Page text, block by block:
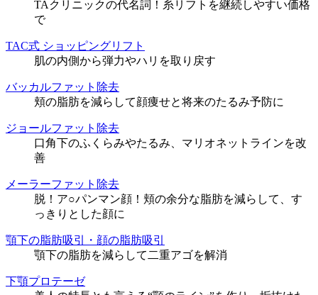
TAクリニックの代名詞！糸リフトを継続しやすい価格
で
TAC式 ショッピングリフト
肌の内側から弾力やハリを取り戻す
バッカルファット除去
頬の脂肪を減らして顔痩せと将来のたるみ予防に
ジョールファット除去
口角下のふくらみやたるみ、マリオネットラインを改
善
メーラーファット除去
脱！ア○パンマン顔！頬の余分な脂肪を減らして、す
っきりとした顔に
顎下の脂肪吸引・顔の脂肪吸引
顎下の脂肪を減らして二重アゴを解消
下顎プロテーゼ